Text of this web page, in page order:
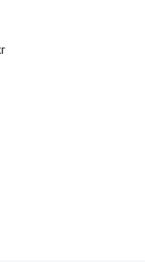
мм
водой и
и